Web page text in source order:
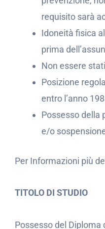
requisito sarà
Idoneità fisica
prima
Non essere
Posizione
entro l’anno
Possesso della
e/o
Per Informazioni più
TITOLO DI STUDIO
Possesso del Diploma